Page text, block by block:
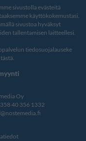
sivustolla evästeitä
käyttökokemustasi.
sivustoa hyväksyt
tallentamisen laitteellesi.
tiedosuojalauseke
.
Oy
40 356 1332